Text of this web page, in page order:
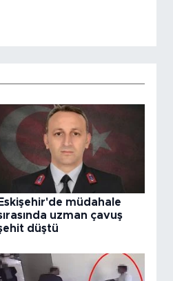
Eskişehir'de müdahale
uzman çavuş
düştü